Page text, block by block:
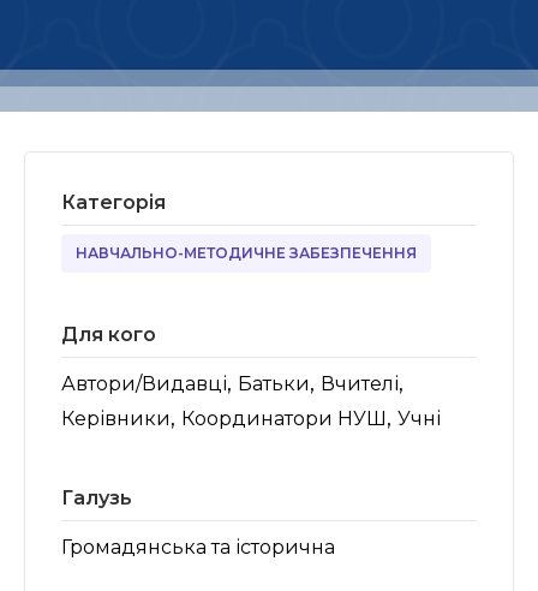
Категорія
НАВЧАЛЬНО-МЕТОДИЧНЕ ЗАБЕЗПЕЧЕННЯ
Для кого
Автори/Видавці, Батьки, Вчителі,
Керівники, Координатори НУШ, Учні
Галузь
Громадянська та історична